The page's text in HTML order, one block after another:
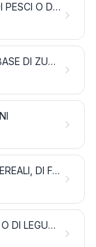
PREPARAZIONI DI CARNE, DI PESCI O DI CROSTACEI, DI MOLLUSCHI O DI ALTRI INVERTEBRATI ACQUATICI, O DI INSETTI
ZUCCHERI E PRODOTTI A BASE DI ZUCCHERI
PREPARAZIONI A BASE DI CEREALI, DI FARINE, DI AMIDI, DI FECOLE O DI LATTE; PRODOTTI DELLA PASTICCERIA
PREPARAZIONI DI ORTAGGI O DI LEGUMI, DI FRUTTA, DI FRUTTA A GUSCIO O DI ALTRE PARTI DI PIANTE